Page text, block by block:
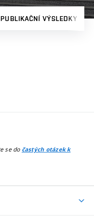
PUBLIKAČNÍ VÝSLEDKY
se do častých otázek k